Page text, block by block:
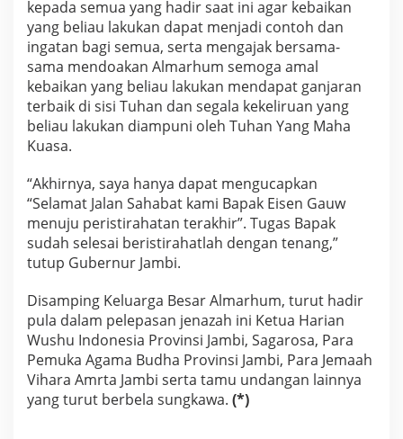
kepada semua yang hadir saat ini agar kebaikan
yang beliau lakukan dapat menjadi contoh dan
ingatan bagi semua, serta mengajak bersama-
sama mendoakan Almarhum semoga amal
kebaikan yang beliau lakukan mendapat ganjaran
terbaik di sisi Tuhan dan segala kekeliruan yang
beliau lakukan diampuni oleh Tuhan Yang Maha
Kuasa.
“Akhirnya, saya hanya dapat mengucapkan
“Selamat Jalan Sahabat kami Bapak Eisen Gauw
menuju peristirahatan terakhir”. Tugas Bapak
sudah selesai beristirahatlah dengan tenang,”
tutup Gubernur Jambi.
Disamping Keluarga Besar Almarhum, turut hadir
pula dalam pelepasan jenazah ini Ketua Harian
Wushu Indonesia Provinsi Jambi, Sagarosa, Para
Pemuka Agama Budha Provinsi Jambi, Para Jemaah
Vihara Amrta Jambi serta tamu undangan lainnya
yang turut berbela sungkawa. (*)